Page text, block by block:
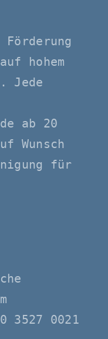
hohem
Jede
ab 20
Wunsch
für
3527 0021